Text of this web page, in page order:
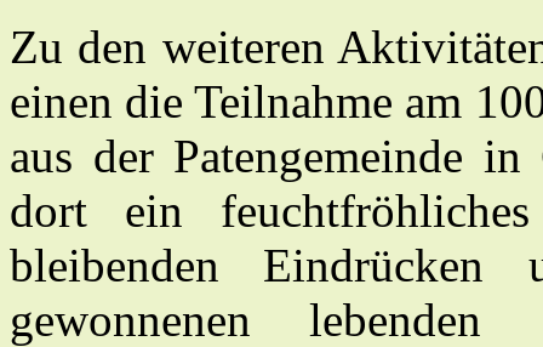
Zu den weiteren
einen die Teilnahme am
aus der Patengemeinde
dort ein
bleibenden
gewonnenen